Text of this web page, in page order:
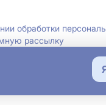
обработки
рассылку